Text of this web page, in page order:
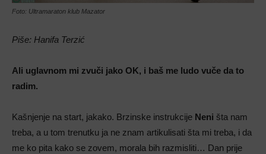
Foto: Ultramaraton klub Mazator
Piše: Hanifa Terzić
Ali uglavnom mi zvuči jako OK, i baš me ludo vuče da to
radim.
Kašnjenje na start, jakako. Brzinske instrukcije Neni šta nam
treba, a u tom trenutku ja ne znam artikulisati šta mi treba, i da
me ko pita kako se zovem, morala bih razmisliti… Dan prije